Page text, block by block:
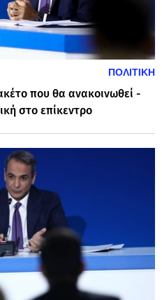
ΠΟΛΙΤΙΚΗ
που θα ανακοινωθεί -
στο επίκεντρο